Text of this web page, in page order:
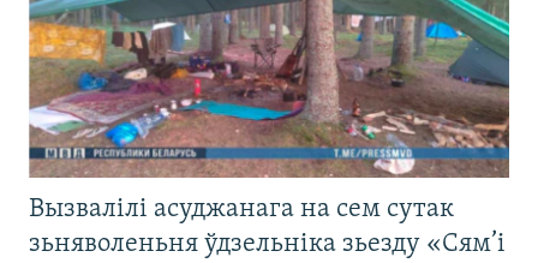
Вызвалілі асуджанага на сем сутак
зьняволеньня ўдзельніка зьезду «Сям’і